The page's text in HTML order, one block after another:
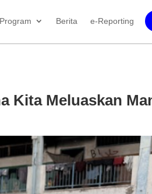
Program Berita e-Reporting
Kita Meluaskan